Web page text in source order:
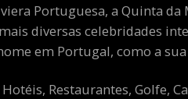
Portuguesa, a Quinta da
diversas celebridades
em Portugal, como a sua
Restaurantes, Golfe,